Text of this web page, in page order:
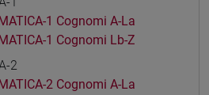
1 Cognomi A-La
1 Cognomi Lb-Z
2
2 Cognomi A-La